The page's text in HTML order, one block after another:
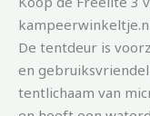
De tentdeur is
en
tentlichaam van